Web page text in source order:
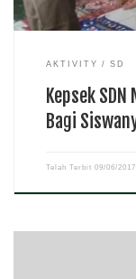
AKTIVITY SD
Kepsek
Bagi
Telah Terbit 09/06/2017